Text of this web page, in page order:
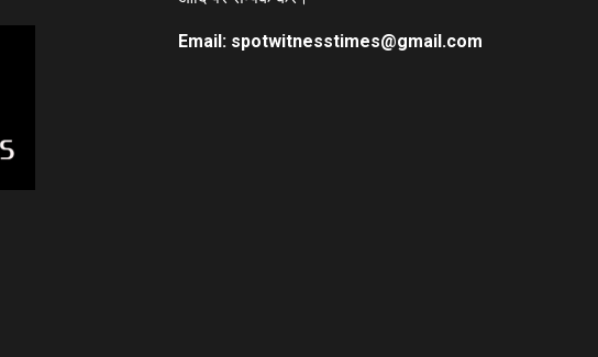
Email: spotwitnesstimes@gmail.com